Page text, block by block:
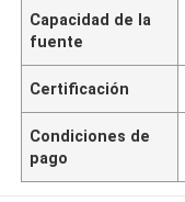
Capacidad de la
fuente
Certificación
Condiciones de
pago